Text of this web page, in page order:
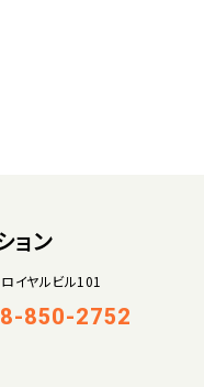
ョン
イヤルビル101
850-2752